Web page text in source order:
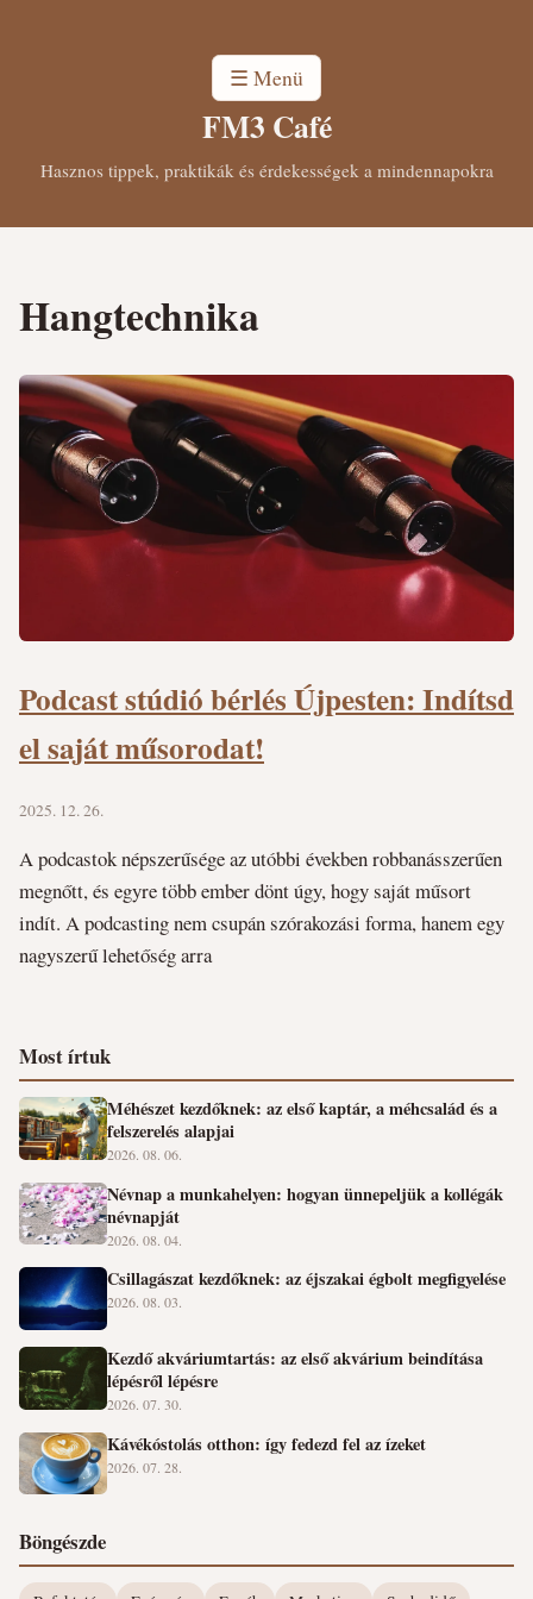
☰ Menü
FM3 Café
Hasznos tippek, praktikák és érdekességek a mindennapokra
Hangtechnika
Podcast stúdió bérlés Újpesten: Indítsd
el saját műsorodat!
2025. 12. 26.
A podcastok népszerűsége az utóbbi években robbanásszerűen
megnőtt, és egyre több ember dönt úgy, hogy saját műsort
indít. A podcasting nem csupán szórakozási forma, hanem egy
nagyszerű lehetőség arra
Most írtuk
Méhészet kezdőknek: az első kaptár, a méhcsalád és a
felszerelés alapjai
2026. 08. 06.
Névnap a munkahelyen: hogyan ünnepeljük a kollégák
névnapját
2026. 08. 04.
Csillagászat kezdőknek: az éjszakai égbolt megfigyelése
2026. 08. 03.
Kezdő akváriumtartás: az első akvárium beindítása
lépésről lépésre
2026. 07. 30.
Kávékóstolás otthon: így fedezd fel az ízeket
2026. 07. 28.
Böngészde